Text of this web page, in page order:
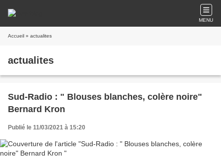
MENU
Accueil » actualites
actualites
Sud-Radio : " Blouses blanches, colère noire"
Bernard Kron
Publié le 11/03/2021 à 15:20